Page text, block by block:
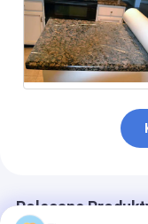
Polecane